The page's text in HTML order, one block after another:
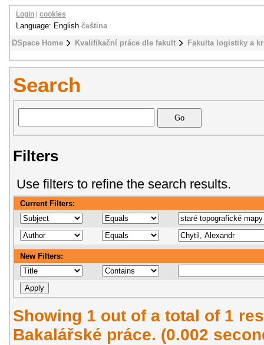
DSpace Home Kvalifikační práce dle fakult Fakulta logistiky a
Login cookies
Language: English čeština
Search
Filters
Use filters to refine the search results.
Current Filters:
New Filters:
Showing 1 out of a total of 1
Bakalářské práce. (0.002